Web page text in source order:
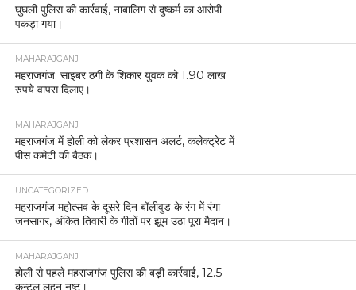
घुघली पुलिस की कार्रवाई, नाबालिग से दुष्कर्म का आरोपी
पकड़ा गया।
MAHARAJGANJ
महराजगंज: साइबर ठगी के शिकार युवक को 1.90 लाख
रुपये वापस दिलाए।
MAHARAJGANJ
महराजगंज में होली को लेकर प्रशासन अलर्ट, कलेक्ट्रेट में
पीस कमेटी की बैठक।
UNCATEGORIZED
महराजगंज महोत्सव के दूसरे दिन बॉलीवुड के रंग में रंगा
जनसागर, अंकित तिवारी के गीतों पर झूम उठा पूरा मैदान।
MAHARAJGANJ
होली से पहले महराजगंज पुलिस की बड़ी कार्रवाई, 12.5